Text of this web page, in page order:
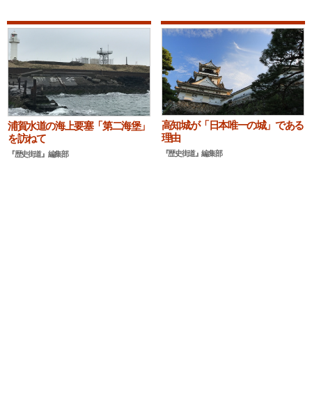
浦賀水道の海上要塞「第二海堡」
を訪ねて
『歴史街道』編集部
高知城が「日本唯一の城」である
理由
『歴史街道』編集部